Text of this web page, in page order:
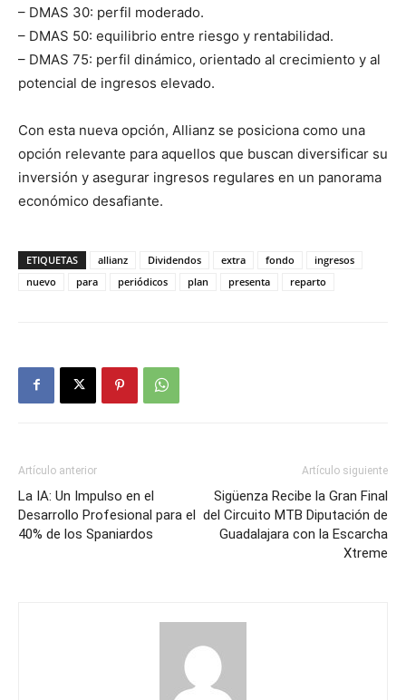
– DMAS 30: perfil moderado.
– DMAS 50: equilibrio entre riesgo y rentabilidad.
– DMAS 75: perfil dinámico, orientado al crecimiento y al
potencial de ingresos elevado.
Con esta nueva opción, Allianz se posiciona como una
opción relevante para aquellos que buscan diversificar su
inversión y asegurar ingresos regulares en un panorama
económico desafiante.
ETIQUETAS allianz Dividendos extra fondo
ingresos
nuevo
para periódicos plan presenta reparto
Artículo anterior
La IA: Un Impulso en el
Desarrollo Profesional para el
40% de los Spaniardos
Artículo siguiente
Sigüenza Recibe la Gran Final
del Circuito MTB Diputación de
Guadalajara con la Escarcha
Xtreme